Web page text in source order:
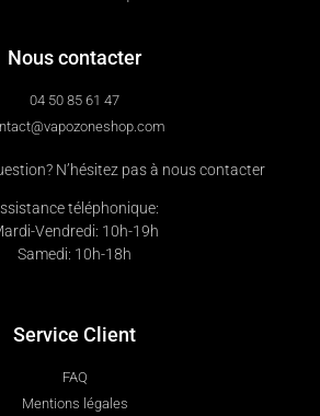
Nous contacter
04 50 85 61 47
N’hésitez pas à nous contacter
téléphonique:
Vendredi: 10h-19h
Samedi: 10h-18h
Service Client
FAQ
Mentions légales